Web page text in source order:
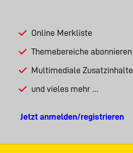
Online Merkliste
Themebereiche abonnieren
Multimediale Zusatzinhalte
und vieles mehr …
Jetzt anmelden/registrieren